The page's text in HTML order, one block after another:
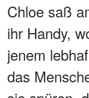
Chloe saß
ihr Handy,
jenem
das